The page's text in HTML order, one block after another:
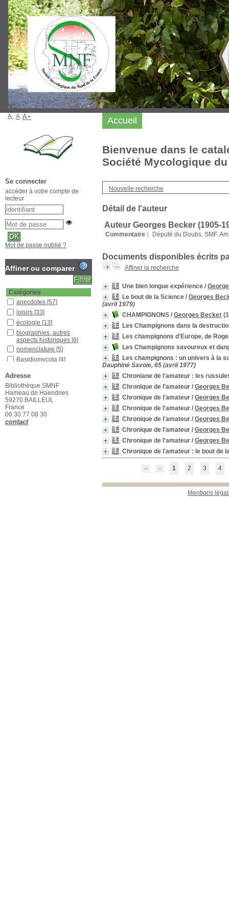
Bienvenue dans le
Société Mycologique
Nouvelle recherche
Détail de l'auteur
Auteur Georges Becker (1905-
Commentaire : Député du Doubs. SMF.
Documents disponibles écrits
Affiner la recherche
Une bien longue expérience /
Le bout de la Science / Georges
(avril 1979)
CHAMPIGNONS / Georges Becker
Les Champignons dans la
Les champignons d'Europe, de
Les Champignons savoureux et
Les champignons : un univers à la
Dauphiné Savoie, 65 (avril 1977)
Chroniane de l'amateur : les
Chronique de l'amateur / Georges
Chronique de l'amateur / Georges
Chronique de l'amateur / Georges
Chronique de l'amateur / Georges
Chronique de l'amateur / Georges
Chronique de l'amateur / Georges
Chronique de l'amateur : le bout de
1 2 3 4
Mentions
Accueil
A- A A+
Se connecter
accéder à votre compte de
lecteur
Mot de passe oublié ?
Affiner ou comparer
Catégories
anecdotes [57]
loisirs [33]
écologie [13]
biographies, autres
aspects historiques [6]
nomenclature [5]
Basidiomycota [4]
anatomie ontogénie
mycétisme[1]
mycologie générale
ouvrages scientifiques
divers[1]
Adresse
Bibliothèque SMNF
Hameau de Haendries
59270 BAILLEUL
France
06 30 77 08 30
contact